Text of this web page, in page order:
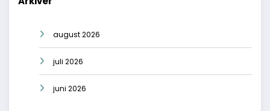
august 2026
juli 2026
juni 2026